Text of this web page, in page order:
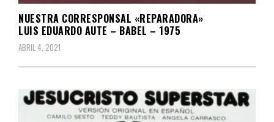
NUESTRA CORRESPONSAL «REPARADORA»
LUIS EDUARDO AUTE – BABEL – 1975
ABRIL 4, 2021